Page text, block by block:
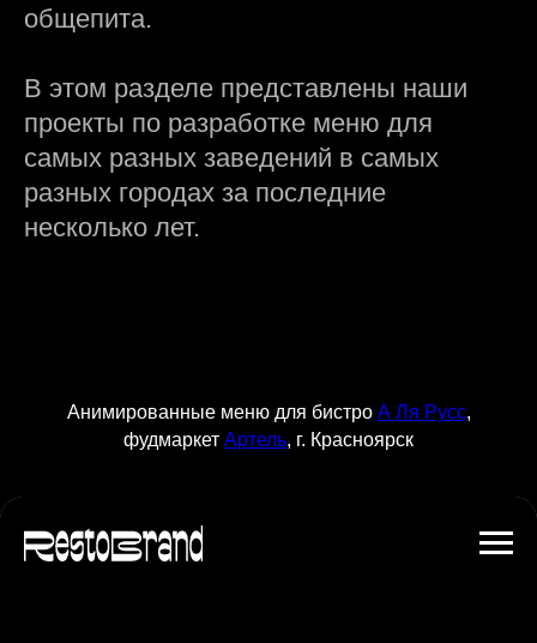
общепита.
В этом разделе представлены наши
проекты по разработке меню для
самых разных заведений в самых
разных городах за последние
несколько лет.
Анимированные меню для бистро А Ля Русс,
фудмаркет Артель, г. Красноярск